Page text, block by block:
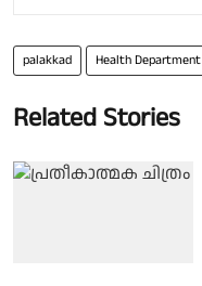
palakkad Health Department
Related Stories